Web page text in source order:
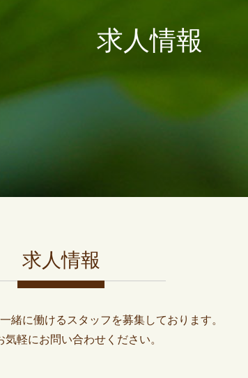
求人情報
求人情報
緒に働けるスタッフを募集しております。
気軽にお問い合わせください。